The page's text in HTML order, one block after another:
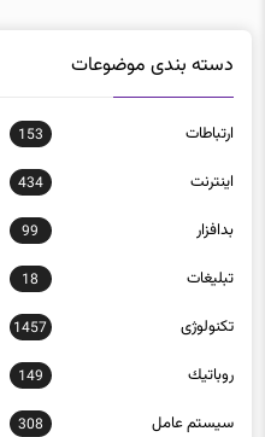
دسته بندی موضوعات
ارتباطات 153
اينترنت 434
بدافزار 99
تبلیغات 18
تکنولوژی 1457
روباتيك 149
سيستم عامل 308